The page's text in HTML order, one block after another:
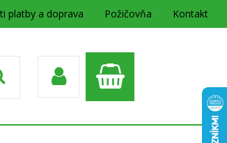
platby a doprava Požičovňa Kontakt